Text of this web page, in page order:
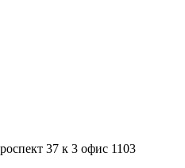
37 к 3 офис 1103